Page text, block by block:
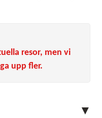
resor, men vi
upp fler.